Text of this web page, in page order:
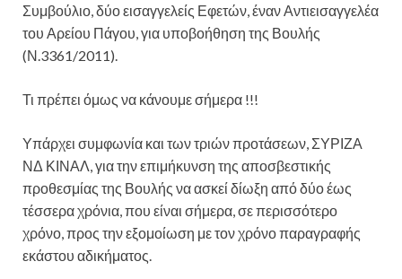
Συμβούλιο, δύο εισαγγελείς Εφετών, έναν Αντιεισαγγελέα
του Αρείου Πάγου, για υποβοήθηση της Βουλής
(Ν.3361/2011).
Τι πρέπει όμως να κάνουμε σήμερα !!!
Υπάρχει συμφωνία και των τριών προτάσεων, ΣΥΡΙΖΑ
ΝΔ ΚΙΝΑΛ, για την επιμήκυνση της αποσβεστικής
προθεσμίας της Βουλής να ασκεί δίωξη από δύο έως
τέσσερα χρόνια, που είναι σήμερα, σε περισσότερο
χρόνο, προς την εξομοίωση με τον χρόνο παραγραφής
εκάστου αδικήματος.